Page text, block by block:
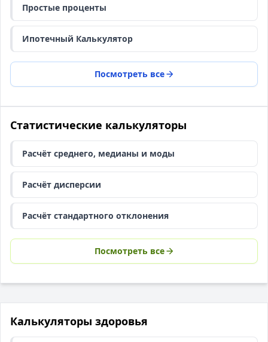
Простые проценты
Ипотечный Калькулятор
Посмотреть все
Статистические калькуляторы
Расчёт среднего, медианы и моды
Расчёт дисперсии
Расчёт стандартного отклонения
Посмотреть все
Калькуляторы здоровья